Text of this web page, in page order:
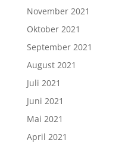
November 2021
Oktober 2021
September 2021
August 2021
Juli 2021
Juni 2021
Mai 2021
April 2021